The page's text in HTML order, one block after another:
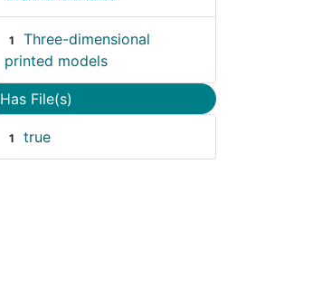
1
Three-dimensional
printed models
Has File(s)
1 true